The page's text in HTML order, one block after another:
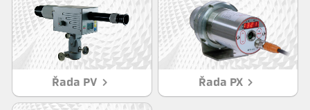
Řada PV Řada PX